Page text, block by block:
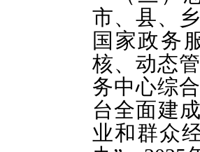
市、县、
国家政务
核、动态
务中心综
台全面建
业和群众